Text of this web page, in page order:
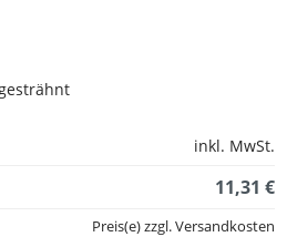
inkl. MwSt.
11,31 €
Preis(e) zzgl. Versandkosten